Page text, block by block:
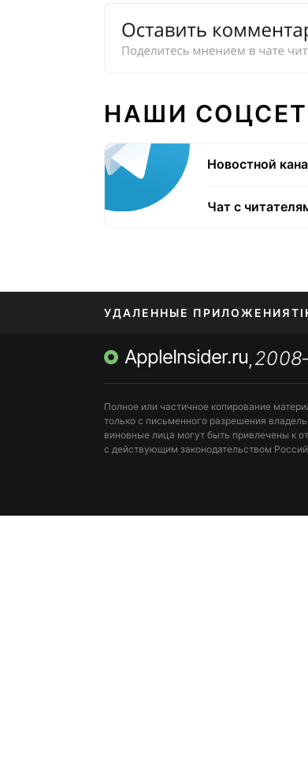
НАШИ
Новостной
Чат с
УДАЛЕННЫЕ ПРИЛОЖЕНИЯ
МЕССЕНДЖЕРЫ KAKAOTALK, B…
AppleInsider.ru,
Полное или частичное копирование
только с письменного разрешения
виновные лица могут быть привлечены к
с действующим законодательством